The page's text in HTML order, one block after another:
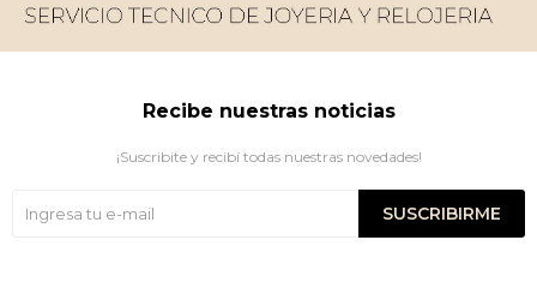
Recibe nuestras noticias
¡Suscribite y recibí todas nuestras novedades!
SUSCRIBIRME